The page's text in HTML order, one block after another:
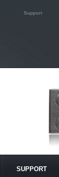
Support
SUPPORT